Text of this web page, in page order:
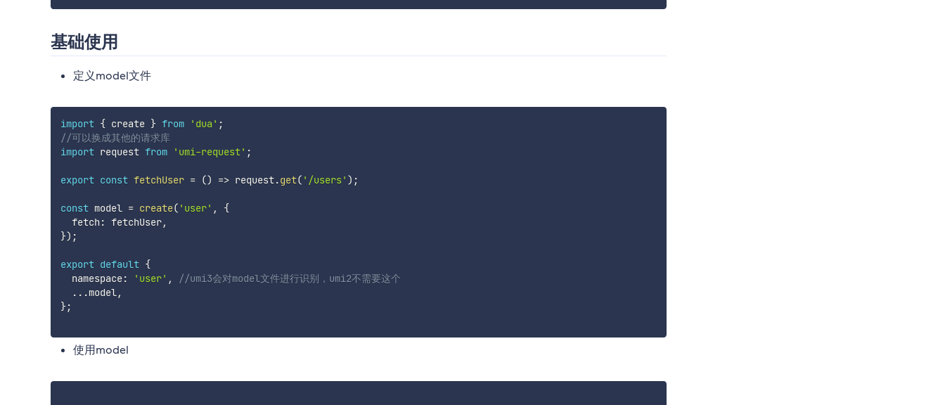
基础使用
定义model文件
import { create } from 'dua' ;
//可以换成其他的请求库
import request from 'umi-request' ;
export const fetchUser = () => request.get( '/users' ) ;
const model = create( 'user' ,
{
  fetch
: fetchUser,
}) ;
export default {
  namespace
: 'user' ,
//umi3会对model文件进行识别，umi2不需要这个
...model,
};
使用model